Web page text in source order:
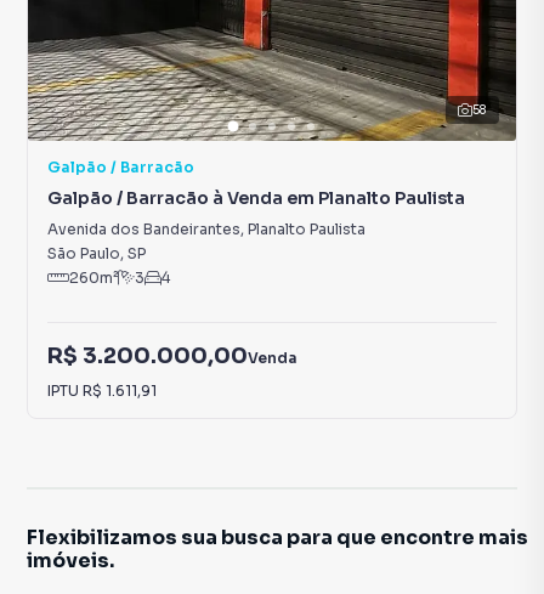
58
Galpão / Barracão
Galpão / Barracão à Venda em Planalto Paulista
Avenida dos Bandeirantes, Planalto Paulista
São Paulo, SP
260m² 3 4
R$ 3.200.000,00Venda
IPTU R$ 1.611,91
Flexibilizamos sua busca para que encontre mais
imóveis.